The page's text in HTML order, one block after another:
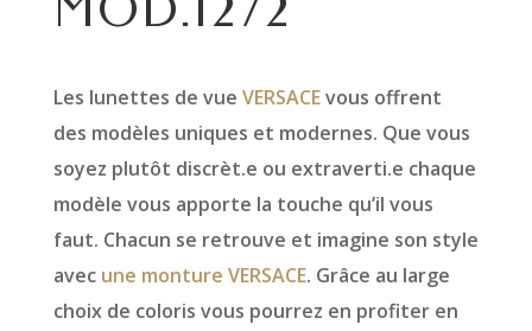
Les lunettes de vue VERSACEvous offrent
des modèles uniques et modernes. Que vous
soyez plutôt discrèt.e ou extraverti.e chaque
modèle vous apporte la touche qu’il vous
faut. Chacun se retrouve et imagine son style
avec une monture VERSACE. Grâce au large
choix de coloris vous pourrez en profiter en